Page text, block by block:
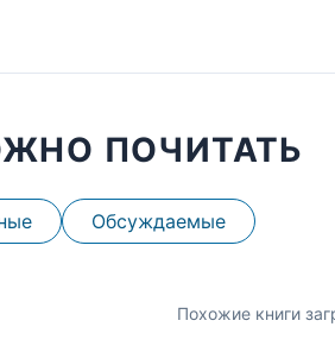
ПОЧИТАТЬ
Обсуждаемые
Похожие книги